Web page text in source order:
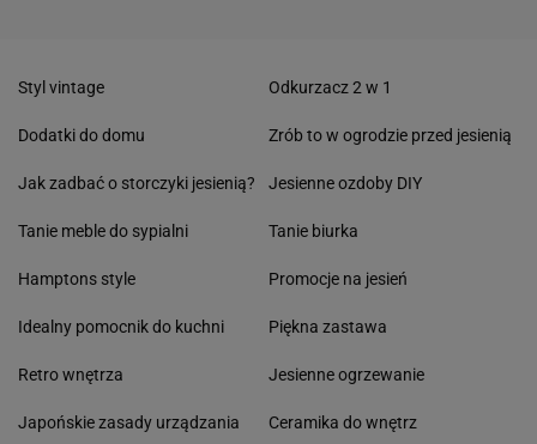
Styl vintage
Dodatki do domu
Jak zadbać o storczyki jesienią?
Tanie meble do sypialni
Hamptons style
Idealny pomocnik do kuchni
Retro wnętrza
Japońskie zasady urządzania
Odkurzacz 2 w 1
Zrób to w ogrodzie przed jesienią
Jesienne ozdoby DIY
Tanie biurka
Promocje na jesień
Piękna zastawa
Jesienne ogrzewanie
Ceramika do wnętrz